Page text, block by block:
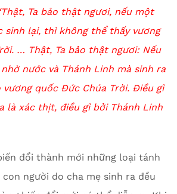
‘Thật, Ta bảo thật ngươi, nếu một
sinh lại, thì không thể thấy vương
… Thật, Ta bảo thật ngươi: Nếu
nước và Thánh Linh mà sinh ra
quốc Đức Chúa Trời. Điều gì
là xác thịt, điều gì bởi Thánh Linh
đổi thành mới những loại tánh
người do cha mẹ sinh ra đều